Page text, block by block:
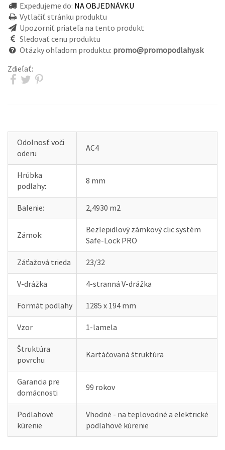
Expedujeme do: NA OBJEDNÁVKU
Vytlačiť stránku produktu
Upozorniť priateľa na tento produkt
Sledovať cenu produktu
Otázky ohľadom produktu: promo@promopodlahy.sk
Zdieľať:
Odolnosť voči
oderu
AC4
Hrúbka
podlahy:
8 mm
Balenie: 2,4930 m2
Zámok:
Bezlepidlový zámkový clic systém
Safe-Lock PRO
Záťažová trieda 23/32
V-drážka 4-stranná V-drážka
Formát podlahy 1285 x 194 mm
Vzor 1-lamela
Štruktúra
povrchu
Kartáčovaná štruktúra
Garancia pre
domácnosti
99 rokov
Podlahové
kúrenie
Vhodné - na teplovodné a elektrické
podlahové kúrenie